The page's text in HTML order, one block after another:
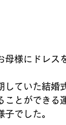
母様にドレス
していた結婚
ことができる
でした。